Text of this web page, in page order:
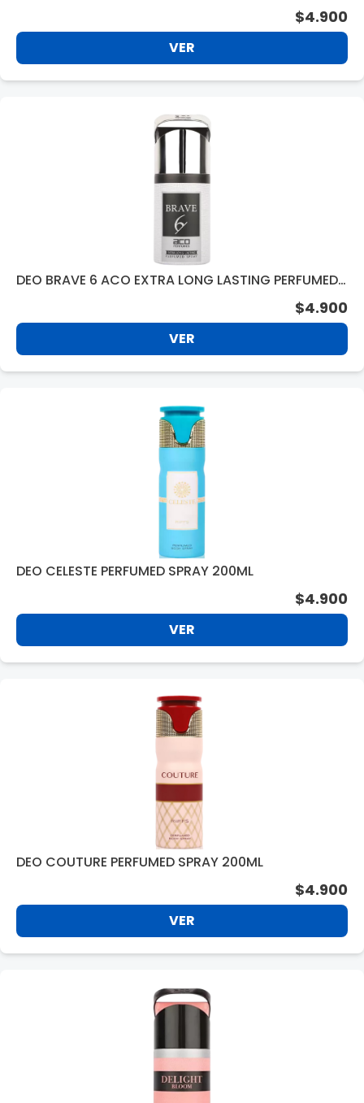
$4.900
VER
DEO BRAVE 6 ACO EXTRA LONG LASTING PERFUMED
$4.900
VER
DEO CELESTE PERFUMED SPRAY 200ML
$4.900
VER
DEO COUTURE PERFUMED SPRAY 200ML
$4.900
VER